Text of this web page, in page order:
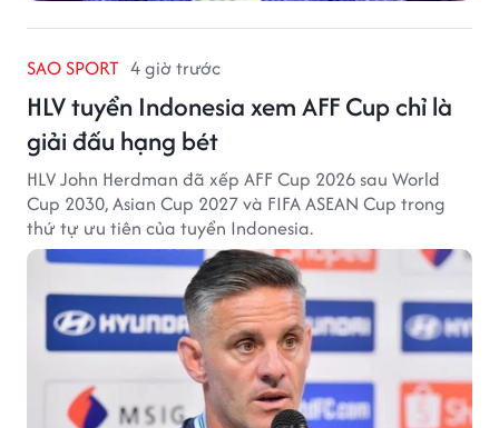
SAO SPORT 4 giờ trước
HLV tuyển Indonesia xem AFF Cup chỉ là
giải đấu hạng bét
HLV John Herdman đã xếp AFF Cup 2026 sau World
Cup 2030, Asian Cup 2027 và FIFA ASEAN Cup trong
thứ tự ưu tiên của tuyển Indonesia.